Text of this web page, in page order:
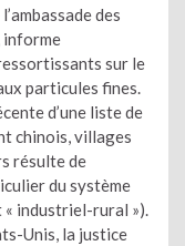
des
informe
sur le
particules fines.
d’une liste de
chinois, villages
résulte de
du système
industriel-rural »).
Unis, la justice